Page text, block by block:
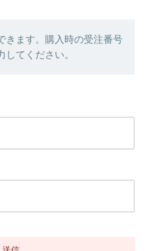
きます。購入時の受注番号
してください。